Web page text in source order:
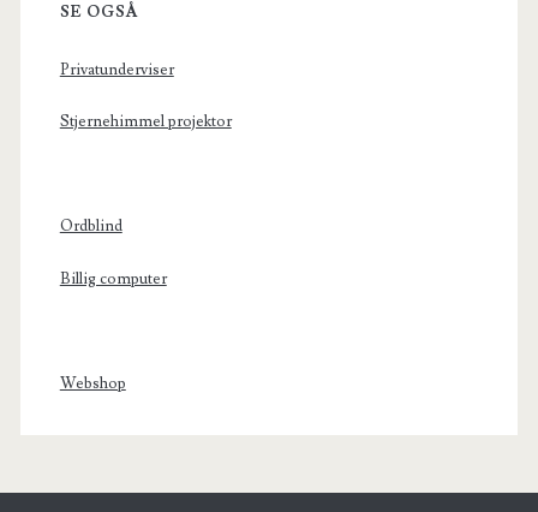
SE OGSÅ
Privatunderviser
Stjernehimmel projektor
Ordblind
Billig computer
Webshop